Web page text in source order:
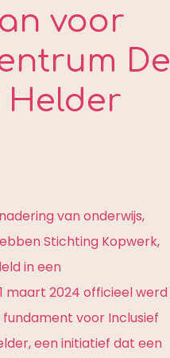
voor
De
Helder
van onderwijs,
Stichting Kopwerk,
in een
maart 2024 officieel werd
voor Inclusief
een initiatief dat een